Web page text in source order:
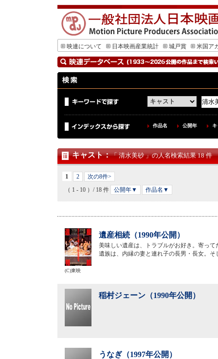
映連について 日本映画産業統計 城戸賞 米国ア
作品名 公開年
キャスト：「 清水美砂 」の人名検索結果 18 件
1 2
次の8件>
（ 1 - 10 ）/ 18 件
公開年▼ 作品名▼
遺産相続（1990年公開）
美味しい遺産は、トラブルがお好き。寄っ
遺族は、内縁の妻と連れ子の長男・長女。
(C)東映
稲村ジェーン（1990年公開）
うなぎ（1997年公開）